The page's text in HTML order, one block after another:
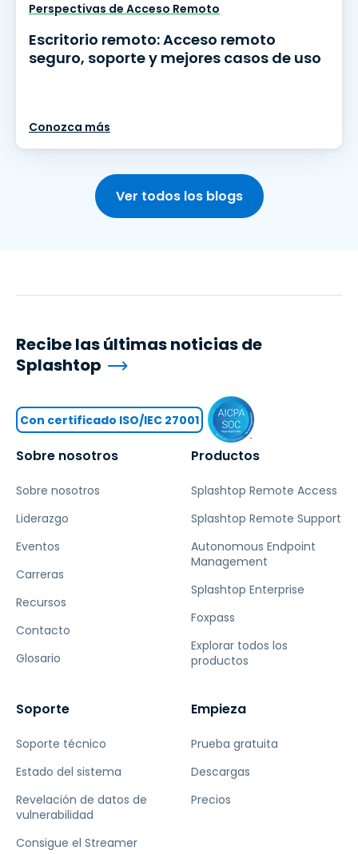
Perspectivas de Acceso Remoto
Escritorio remoto: Acceso remoto
seguro, soporte y mejores casos de uso
Conozca más
Ver todos los blogs
Sobre nosotros
Sobre nosotros
Liderazgo
Eventos
Carreras
Recursos
Contacto
Glosario
Productos
Splashtop Remote Access
Splashtop Remote Support
Autonomous Endpoint
Management
Splashtop Enterprise
Foxpass
Explorar todos los
productos
Soporte
Soporte técnico
Estado del sistema
Revelación de datos de
vulnerabilidad
Consigue el Streamer
Empieza
Prueba gratuita
Descargas
Precios
Recibe las últimas noticias de
Splashtop
Con certificado ISO/IEC 27001